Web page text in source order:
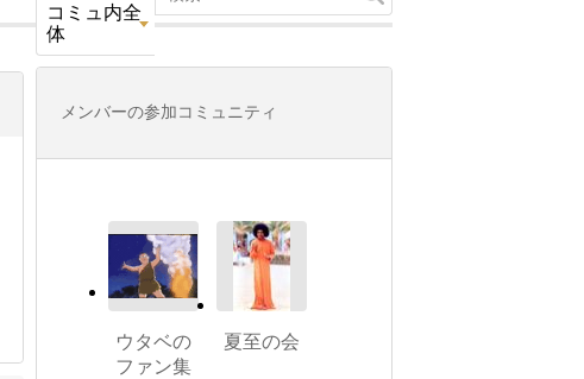
コミュ内全
体
メンバーの参加コミュニティ
ウタベの
ファン集
夏至の会